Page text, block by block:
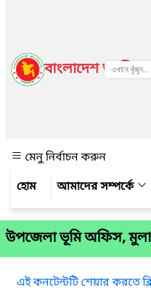
বাংলাদেশ জাতীয়
মেনু নির্বাচন করুন
আমাদের সম্পর্কে
উপজেলা ভূমি অফিস,
এই কনটেন্টটি শেয়ার করতে